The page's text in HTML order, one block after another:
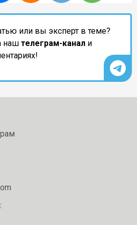
или вы эксперт в теме?
наш телеграм-канал и